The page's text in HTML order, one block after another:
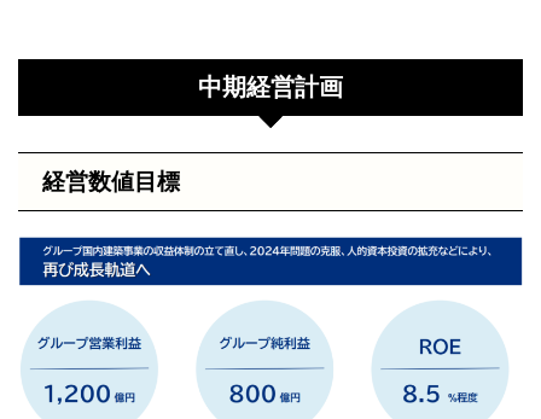
中期経営計画
経営数値目標